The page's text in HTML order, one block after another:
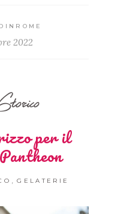
2022
per il
, GELATERIE